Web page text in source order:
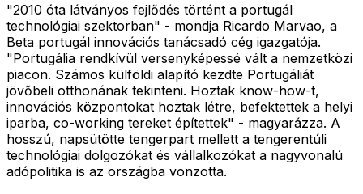
"2010 óta látványos fejlődés történt a portugál
technológiai szektorban" - mondja Ricardo Marvao, a
Beta portugál innovációs tanácsadó cég igazgatója.
"Portugália rendkívül versenyképessé vált a nemzetközi
piacon. Számos külföldi alapító kezdte Portugáliát
jövőbeli otthonának tekinteni. Hoztak know-how-t,
innovációs központokat hoztak létre, befektettek a helyi
iparba, co-working tereket építettek" - magyarázza. A
hosszú, napsütötte tengerpart mellett a tengerentúli
technológiai dolgozókat és vállalkozókat a nagyvonalú
adópolitika is az országba vonzotta.